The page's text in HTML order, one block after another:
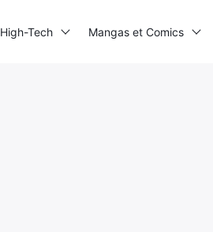
High-Tech Mangas et Comics